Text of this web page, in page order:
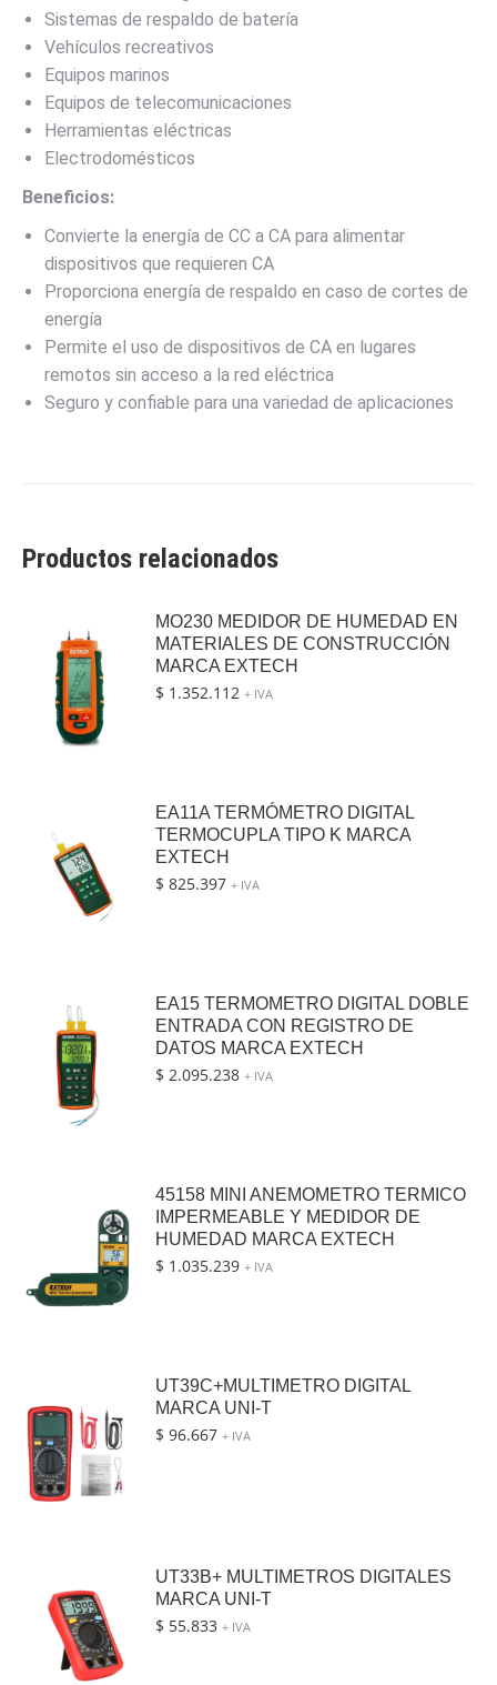
Sistemas de respaldo de batería
Vehículos recreativos
Equipos marinos
Equipos de telecomunicaciones
Herramientas eléctricas
Electrodomésticos
Beneficios:
Convierte la energía de CC a CA para alimentar
dispositivos que requieren CA
Proporciona energía de respaldo en caso de cortes de
energía
Permite el uso de dispositivos de CA en lugares
remotos sin acceso a la red eléctrica
Seguro y confiable para una variedad de aplicaciones
Productos relacionados
MO230 MEDIDOR DE HUMEDAD EN
MATERIALES DE CONSTRUCCIÓN
MARCA EXTECH
$ 1.352.112 + IVA
EA11A TERMÓMETRO DIGITAL
TERMOCUPLA TIPO K MARCA
EXTECH
$ 825.397 + IVA
EA15 TERMOMETRO DIGITAL DOBLE
ENTRADA CON REGISTRO DE
DATOS MARCA EXTECH
$ 2.095.238 + IVA
45158 MINI ANEMOMETRO TERMICO
IMPERMEABLE Y MEDIDOR DE
HUMEDAD MARCA EXTECH
$ 1.035.239 + IVA
UT39C+MULTIMETRO DIGITAL
MARCA UNI-T
$ 96.667 + IVA
UT33B+ MULTIMETROS DIGITALES
MARCA UNI-T
$ 55.833 + IVA